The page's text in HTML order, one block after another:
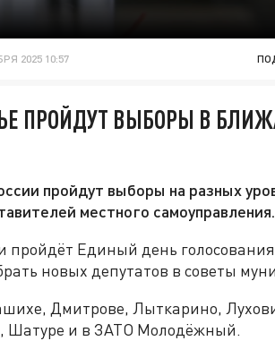
2025 10:57
ПРОЙДУТ ВЫБОРЫ В
пройдут выборы на разных
местного самоуправления.
пройдёт Единый день
новых депутатов в советы
Дмитрове, Лыткарино,
Шатуре и в ЗАТО Молодёжный.